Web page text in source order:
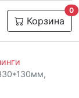
Корзина
0